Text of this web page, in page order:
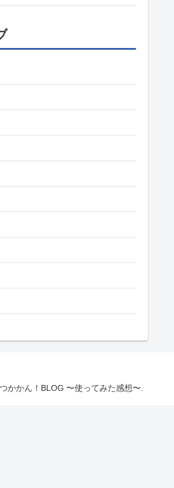
かかん！BLOG 〜使ってみた感想〜.